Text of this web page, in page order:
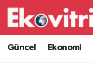
Güncel Ekonomi
Güncel
Ekonomi
Hava Durumu
Trafik Durumu